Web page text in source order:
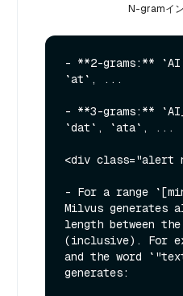
N-gramイ
- **2-grams:**
`at`, ...
- **3-grams:**
`dat`, `ata`, ...
<div class="alert
- For a range
Milvus generates
length between
(inclusive). For
and the word
generates: